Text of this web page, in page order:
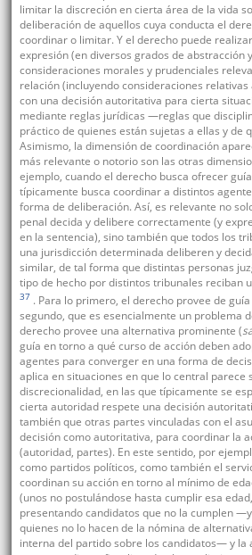
limitar la discreción en cierta área de la vida
deliberación de aquellos cuya conducta el
coordinar o limitar. Y el derecho puede
expresión (en diversos grados de abstracción
consideraciones morales y prudenciales
relación (incluyendo consideraciones
con una decisión autoritativa para cierta
mediante reglas jurídicas —reglas que
práctico de quienes están sujetas a ellas y de
Asimismo, la dimensión de coordinación
más relevante o notorio son las otras
ejemplo, cuando el derecho busca ofrecer
típicamente busca coordinar a distintos
forma de deliberación. Así, es relevante no
penal decida y delibere correctamente (y
en la sentencia), sino también que todos los
una jurisdicción determinada deliberen y
similar, de tal forma que distintas personas
tipo de hecho por distintos tribunales reciban
37 . Para lo primero, el derecho provee de
segundo, que es esencialmente un problema
derecho provee una alternativa prominente (
guía en torno a qué curso de acción deben
agentes para converger en una forma de
aplica en situaciones en que lo central parece
discrecionalidad, en las que típicamente se
cierta autoridad respete una decisión
también que otras partes vinculadas con el
decisión como autoritativa, para coordinar la
(autoridad, partes). En este sentido, por
como partidos políticos, como también el
coordinan su acción en torno al mínimo de
(unos no postulándose hasta cumplir esa
presentando candidatos que no la cumplen
quienes no lo hacen de la nómina de
interna del partido sobre los candidatos— y la